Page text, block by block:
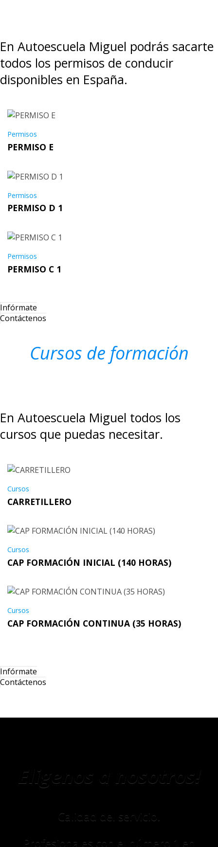
En Autoescuela Miguel podrás sacarte
todos los permisos de conducir
disponibles en España.
Permisos
PERMISO E
Permisos
PERMISO D 1
Permisos
PERMISO C 1
Infórmate
Contáctenos
Cursos de formación
En Autoescuela Miguel todos los
cursos que puedas necesitar.
Cursos
CARRETILLERO
Cursos
CAP FORMACIÓN INICIAL (140 HORAS)
Cursos
CAP FORMACIÓN CONTINUA (35 HORAS)
Infórmate
Contáctenos
Eligenos a nosotros!
Calidad del servicio.
Profesionales con el número 1 en